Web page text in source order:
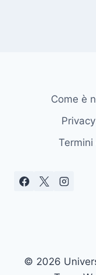
Come è
Termini
© 2026